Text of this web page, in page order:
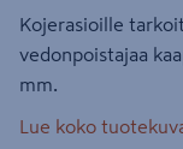
Kojerasioille
vedonpoistajaa
mm.
Lue koko